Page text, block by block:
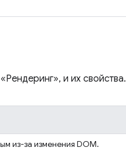
и их свойства.
из-за изменения DOM.